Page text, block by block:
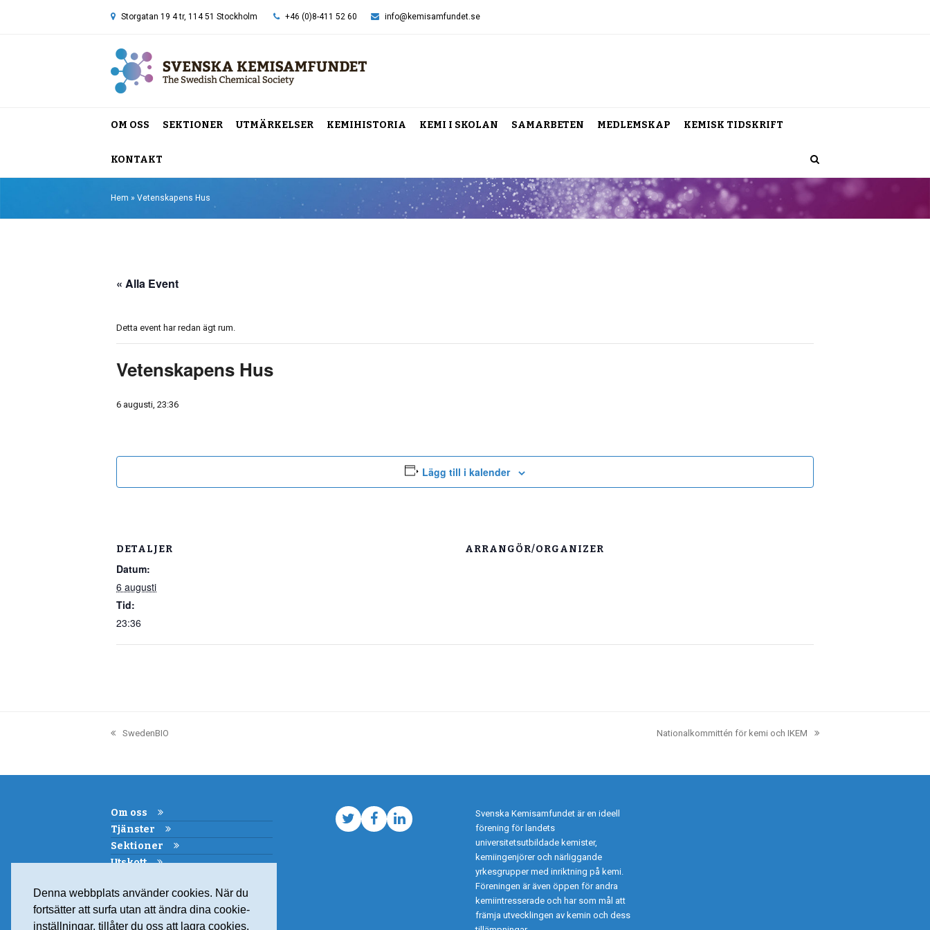
Denna webbplats använder cookies. När du
fortsätter att surfa utan att ändra dina cookie-
inställningar, tillåter du oss att lagra cookies.
Storgatan 19 4 tr, 114 51 Stockholm +46 (0)8-411 52 60 info@kemisamfundet.se
OM OSS SEKTIONER UTMÄRKELSER KEMIHISTORIA KEMI I SKOLAN SAMARBETEN MEDLEMSKAP KEMISK TIDSKRIFT
KONTAKT
Hem » Vetenskapens Hus
« Alla Event
Detta event har redan ägt rum.
Vetenskapens Hus
6 augusti, 23:36
Lägg till i kalender
DETALJER
Datum:
6 augusti
Tid:
23:36
ARRANGÖR/ORGANIZER
SwedenBIO Nationalkommittén för kemi och IKEM
Om oss
Tjänster
Sektioner
Utskott
Samarbeten
Medlemskap
TwitterFacebook
LinkedIn
Svenska Kemisamfundet är en ideell
förening för landets
universitetsutbildade kemister,
kemiingenjörer och närliggande
yrkesgrupper med inriktning på kemi.
Föreningen är även öppen för andra
kemiintresserade och har som mål att
främja utvecklingen av kemin och dess